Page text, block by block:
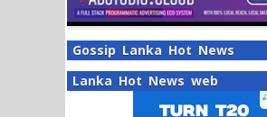
Gossip Lanka Hot News
Lanka Hot News web